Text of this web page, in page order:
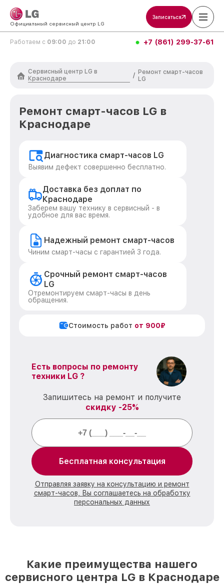
Официальный сервисный центр LG
Записаться
Работаем с 09:00 до 21:00 +7 (861) 299-37-61
Сервисный центр LG в
Краснодаре
/ Ремонт смарт-часов
LG
Ремонт смарт-часов LG в
Краснодаре
Диагностика смарт-часов LG
Выявим дефект совершенно бесплатно.
Доставка без доплат по
Краснодаре
Заберем вашу технику в сервисный - в
удобное для вас время.
Надежный ремонт смарт-часов
Чиним смарт-часы с гарантией 3 года.
Срочный ремонт смарт-часов
LG
Отремонтируем смарт-часы в день
обращения.
Стоимость работ от 900₽
Есть вопросы по ремонту
техники LG ?
Запишитесь на ремонт и получите
скидку -25%
Бесплатная консультация
Отправляя заявку на консультацию и ремонт
смарт-часов, Вы соглашаетесь на обработку
персональных данных
Какие преимущества нашего
сервисного центра LG в Краснодаре